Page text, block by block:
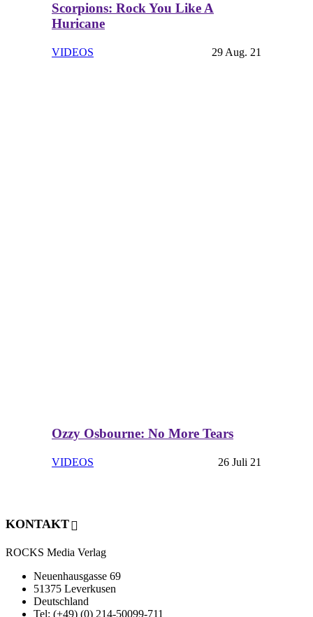
Scorpions: Rock You Like A
Huricane
VIDEOS 29 Aug. 21
Ozzy Osbourne: No More Tears
VIDEOS 26 Juli 21
KONTAKT
ROCKS Media Verlag
Neuenhausgasse 69
51375 Leverkusen
Deutschland
Tel: (+49) (0) 214-50099-711